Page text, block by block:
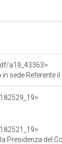
a19_43363>
sede Referente
Presidenza del